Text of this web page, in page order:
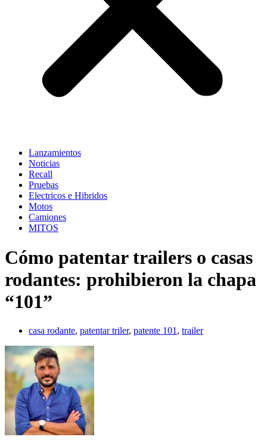
Lanzamientos
Noticias
Recall
Pruebas
Electricos e Hibridos
Motos
Camiones
MITOS
Cómo patentar trailers o casas
rodantes: prohibieron la chapa
“101”
casa rodante, patentar triler, patente 101 , trailer